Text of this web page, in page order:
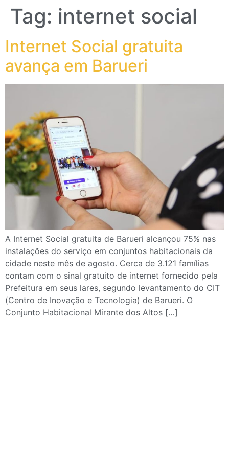
Tag: internet social
Internet Social gratuita
avança em Barueri
A Internet Social gratuita de Barueri alcançou 75% nas
instalações do serviço em conjuntos habitacionais da
cidade neste mês de agosto. Cerca de 3.121 famílias
contam com o sinal gratuito de internet fornecido pela
Prefeitura em seus lares, segundo levantamento do CIT
(Centro de Inovação e Tecnologia) de Barueri. O
Conjunto Habitacional Mirante dos Altos […]